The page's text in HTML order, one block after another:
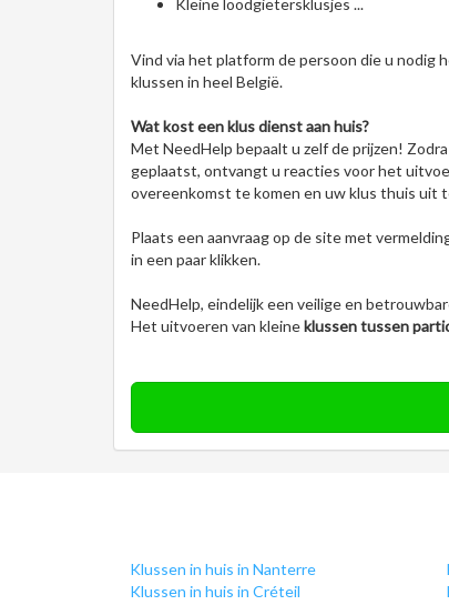
Kleine loodgietersklusjes ...
Vind via het platform de persoon die u nodig
klussen in heel België.
Wat kost een klus dienst aan huis?
Met NeedHelp bepaalt u zelf de prijzen!
geplaatst, ontvangt u reacties voor het
overeenkomst te komen en uw klus thuis uit
Plaats een aanvraag op de site met
in een paar klikken.
NeedHelp, eindelijk een veilige en
Het uitvoeren van kleineklussen tussen
Klussen in huis in Nanterre
Klussen in huis in Créteil